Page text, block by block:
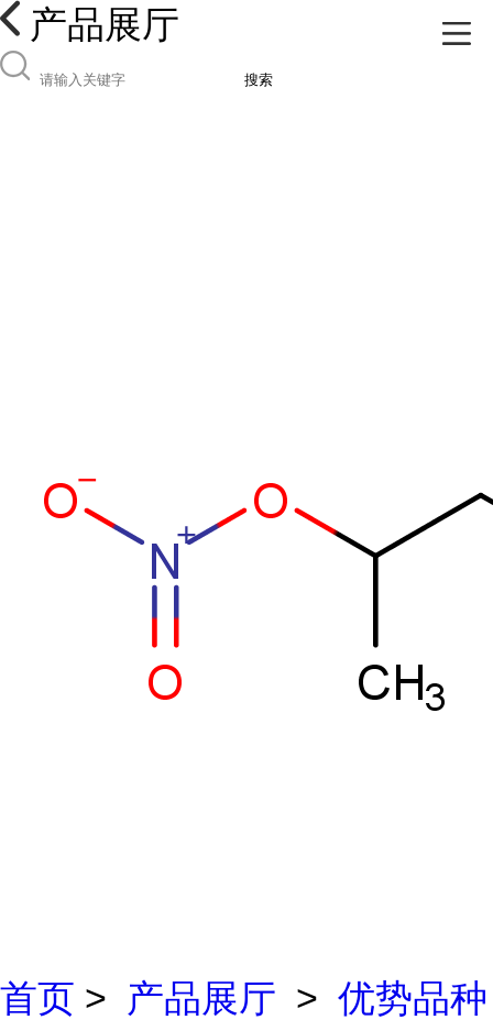
产品展厅
搜索
首页 > 产品展厅 > 优势品种